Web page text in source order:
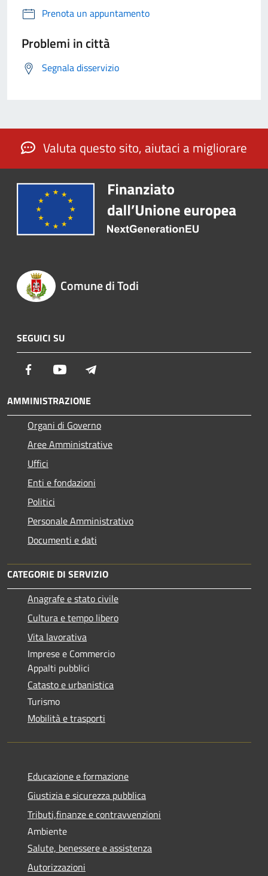
Prenota un appuntamento
Problemi in città
Segnala disservizio
Valuta questo sito, aiutaci a migliorare
Comune di Todi
SEGUICI SU
Facebook Youtube
AMMINISTRAZIONE
Organi di Governo
Aree Amministrative
Uffici
Enti e fondazioni
Politici
Personale Amministrativo
Documenti e dati
CATEGORIE DI SERVIZIO
Anagrafe e stato civile
Cultura e tempo libero
Vita lavorativa
Imprese e Commercio
Appalti pubblici
Catasto e urbanistica
Turismo
Mobilità e trasporti
Educazione e formazione
Giustizia e sicurezza pubblica
Tributi,finanze e contravvenzioni
Ambiente
Salute, benessere e assistenza
Autorizzazioni